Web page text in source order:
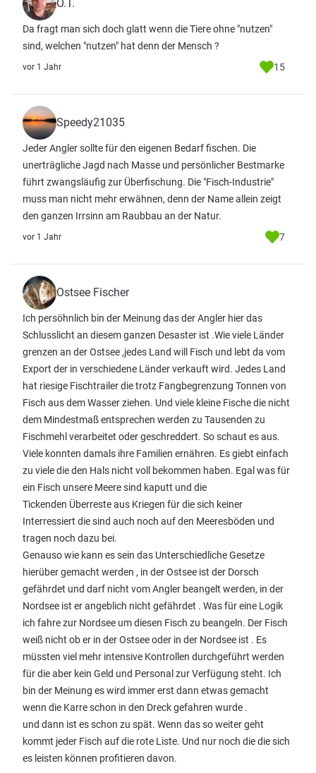
O.T.
Da fragt man sich doch glatt wenn die Tiere ohne "nutzen"
sind, welchen "nutzen" hat denn der Mensch ?
vor 1 Jahr 15
Speedy21035
Jeder Angler sollte für den eigenen Bedarf fischen. Die
unerträgliche Jagd nach Masse und persönlicher Bestmarke
führt zwangsläufig zur Überfischung. Die "Fisch-Industrie"
muss man nicht mehr erwähnen, denn der Name allein zeigt
den ganzen Irrsinn am Raubbau an der Natur.
vor 1 Jahr 7
Ostsee Fischer
Ich persöhnlich bin der Meinung das der Angler hier das
Schlusslicht an diesem ganzen Desaster ist .Wie viele Länder
grenzen an der Ostsee ,jedes Land will Fisch und lebt da vom
Export der in verschiedene Länder verkauft wird. Jedes Land
hat riesige Fischtrailer die trotz Fangbegrenzung Tonnen von
Fisch aus dem Wasser ziehen. Und viele kleine Fische die nicht
dem Mindestmaß entsprechen werden zu Tausenden zu
Fischmehl verarbeitet oder geschreddert. So schaut es aus.
Viele konnten damals ihre Familien ernähren. Es giebt einfach
zu viele die den Hals nicht voll bekommen haben. Egal was für
ein Fisch unsere Meere sind kaputt und die
Tickenden Überreste aus Kriegen für die sich keiner
Interressiert die sind auch noch auf den Meeresböden und
tragen noch dazu bei.
Genauso wie kann es sein das Unterschiedliche Gesetze
hierüber gemacht werden , in der Ostsee ist der Dorsch
gefährdet und darf nicht vom Angler beangelt werden, in der
Nordsee ist er angeblich nicht gefährdet . Was für eine Logik
ich fahre zur Nordsee um diesen Fisch zu beangeln. Der Fisch
weiß nicht ob er in der Ostsee oder in der Nordsee ist . Es
müssten viel mehr intensive Kontrollen durchgeführt werden
für die aber kein Geld und Personal zur Verfügung steht. Ich
bin der Meinung es wird immer erst dann etwas gemacht
wenn die Karre schon in den Dreck gefahren wurde .
und dann ist es schon zu spät. Wenn das so weiter geht
kommt jeder Fisch auf die rote Liste. Und nur noch die die sich
es leisten können profitieren davon.